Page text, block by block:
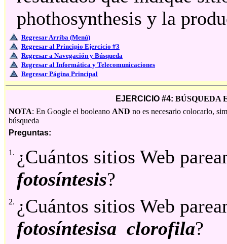
phothosynthesis y la
Regresar Arriba (Menú)
Regresar al Principio Ejercicio #3
Regresar a Navegación y Búsqueda
Regresar al Informática y Telecomunicaciones
Regresar Página Principal
EJERCICIO #4: BÚSQUEDA
NOTA: En Google el booleano AND no es necesario colocarlo,
búsqueda
Preguntas:
1. ¿Cuántos sitios Web
fotosíntesis?
2. ¿Cuántos sitios Web
fotosíntesisa clorofila?